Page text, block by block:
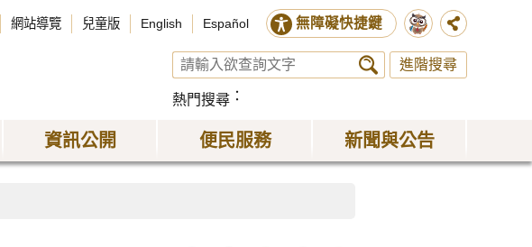
網站導覽 兒童版 English Español 無障礙快捷鍵
進階搜尋
熱門搜尋
資訊公開 便民服務 新聞與公告